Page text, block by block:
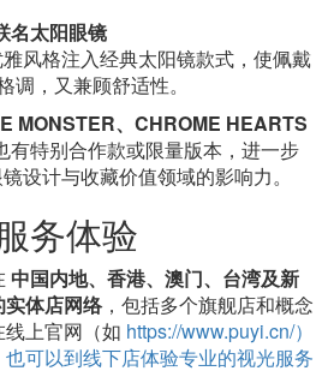
名太阳眼镜
风格注入经典太阳镜款式，使佩戴
调，又兼顾舒适性。
MONSTER、CHROME HEARTS
有特别合作款或限量版本，进一步
设计与收藏价值领域的影响力。
务体验
中国内地、香港、澳门、台湾及新
体店网络，包括多个旗舰店和概念
上官网（如 https://www.puyi.cn/）
可以到线下店体验专业的视光服务